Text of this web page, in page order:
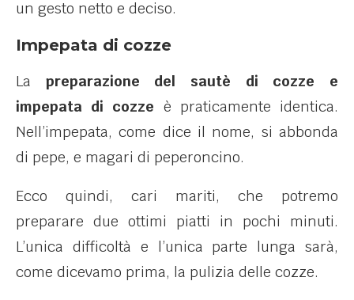
un gesto netto e deciso.
Impepata di cozze
La preparazione del sautè di cozze e
impepata di cozze è praticamente identica.
Nell’impepata, come dice il nome, si abbonda
di pepe, e magari di peperoncino.
Ecco quindi, cari mariti, che potremo
preparare due ottimi piatti in pochi minuti.
L’unica difficoltà e l’unica parte lunga sarà,
come dicevamo prima, la pulizia delle cozze.